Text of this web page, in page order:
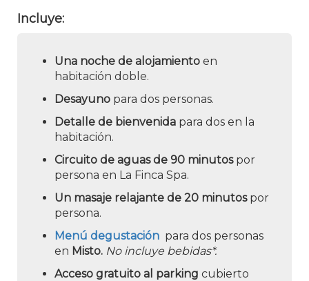
Incluye:
Una noche de alojamiento en
habitación doble.
Desayuno para dos personas.
Detalle de bienvenida para dos en la
habitación.
Circuito de aguas de 90 minutospor
persona en La Finca Spa.
Un masaje relajante de 20 minutospor
persona.
Menú degustación para dos personas
en Misto. No incluye bebidas*.
Acceso gratuito al parking cubierto